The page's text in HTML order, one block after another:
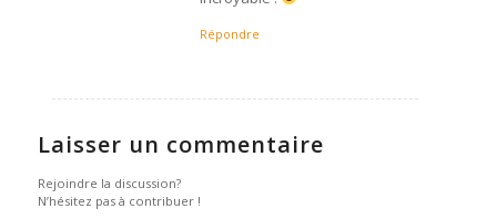
Répondre
Laisser un commentaire
Rejoindre la discussion?
N’hésitez pas à contribuer !